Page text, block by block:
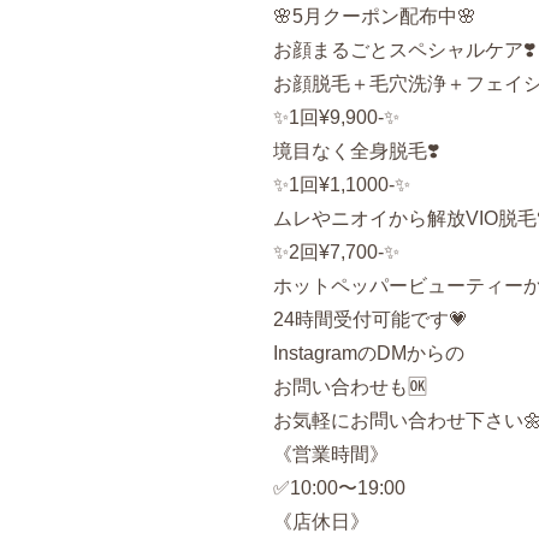
🌸5月クーポン配布中🌸
お顔まるごとスペシャルケア❣️
お顔脱毛＋毛穴洗浄＋フェイ
✨1回¥9,900-✨
境目なく全身脱毛❣️
✨1回¥1,1000-✨
ムレやニオイから解放VIO脱
✨2回¥7,700-✨
ホットペッパービューティー
24時間受付可能です💗
InstagramのDMからの
お問い合わせも🆗
お気軽にお問い合わせ下さい🌼
《営業時間》
✅10:00〜19:00
《店休日》